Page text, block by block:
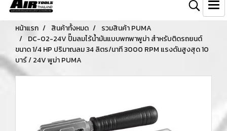
หน้าแรก สินค้าทั้งหมด
รวมสินค้า PUMA
DC-02-24V ปั๊มลมไร้น้ำมันแบบพกพาพูม่า สำหรับติดรถยนต์
ขนาด 1/4 HP ปริมาณลม 34 ลิตร/นาที 3000 RPM แรงดันสูงสุด 10
บาร์ / 24V พูม่า PUMA